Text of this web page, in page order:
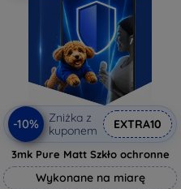
-10%
Zniżka z
kuponem
EXTRA10
3mk Pure Matt Szkło ochronne
Wykonane na miarę